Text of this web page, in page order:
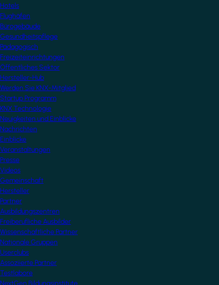
Hotels
Flughäfen
Bürogebäude
Gesundheitspflege
Pädagogisch
Freizeiteinrichtungen
Öffentliches Sektor
Hersteller-Hub
Werden Sie KNX-Mitglied
Startup Programm
KNX Technologie
Neuigkeiten und Einblicke
Nachrichten
Einblicke
Veranstaltungen
Presse
Videos
Gemeinschaft
Hersteller
Partner
Ausbildungszentren
Freiberufliche Ausbilder
Wissenschaftliche Partner
Nationale Gruppen
Userclubs
Assoziierte Partner
Testlabore
NextGen Bildungsinstitute